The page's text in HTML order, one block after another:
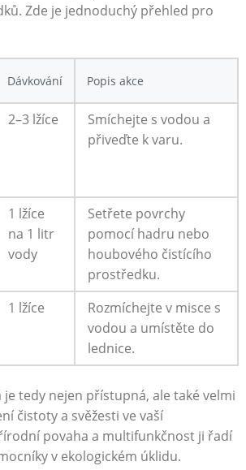
Zde je jednoduchý‌ přehled pro
Dávkování Popis akce
2–3 lžíce
Smíchejte s vodou a
přiveďte k‍ varu.
1 lžíce
na 1 litr⁢
vody
Setřete povrchy
pomocí hadru nebo
houbového čistícího
‍prostředku.
1 lžíce
Rozmíchejte​ v misce s‌
vodou ⁢a umístěte do
lednice.
tedy nejen přístupná, ale také⁤ velmi
čistoty a svěžesti ve vaší
povaha a⁢ multifunkčnost ji ‌řadí
v ekologickém úklidu.